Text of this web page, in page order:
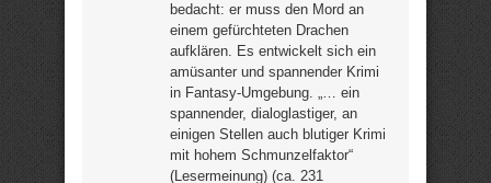
bedacht: er muss den Mord an
einem gefürchteten Drachen
aufklären. Es entwickelt sich ein
amüsanter und spannender Krimi
in Fantasy-Umgebung. „… ein
spannender, dialoglastiger, an
einigen Stellen auch blutiger Krimi
mit hohem Schmunzelfaktor“
(Lesermeinung) (ca. 231